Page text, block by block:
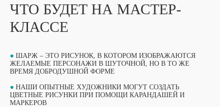
ЧТО БУДЕТ НА МАСТЕР-
КЛАССЕ
● ШАРЖ – ЭТО РИСУНОК, В КОТОРОМ ИЗОБРАЖАЮТСЯ
ЖЕЛАЕМЫЕ ПЕРСОНАЖИ В ШУТОЧНОЙ, НО В ТО ЖЕ
ВРЕМЯ ДОБРОДУШНОЙ ФОРМЕ
● НАШИ ОПЫТНЫЕ ХУДОЖНИКИ МОГУТ СОЗДАТЬ
ЦВЕТНЫЕ РИСУНКИ ПРИ ПОМОЩИ КАРАНДАШЕЙ И
МАРКЕРОВ